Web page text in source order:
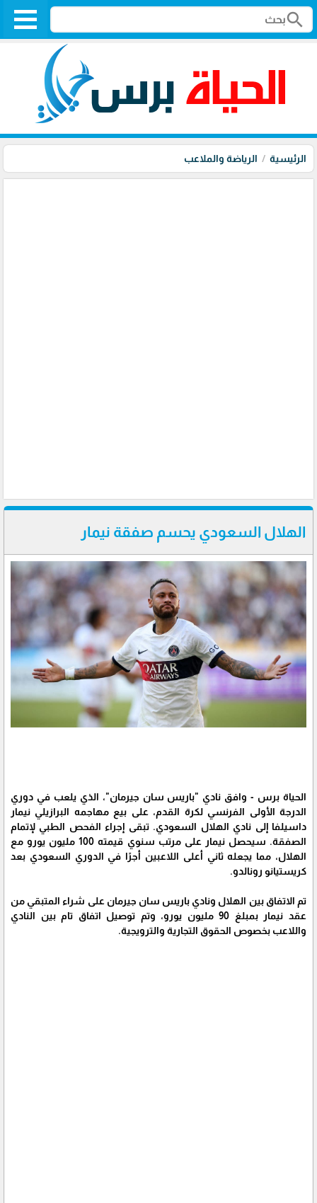
search
الرئيسية الرياضة والملاعب
الهلال السعودي يحسم صفقة نيمار
الحياة برس - وافق نادي "باريس سان جيرمان"، الذي يلعب في دوري
الدرجة الأولى الفرنسي لكرة القدم، على بيع مهاجمه البرازيلي نيمار
داسيلفا إلى نادي الهلال السعودي. تبقى إجراء الفحص الطبي لإتمام
الصفقة. سيحصل نيمار على مرتب سنوي قيمته 100 مليون يورو مع
الهلال، مما يجعله ثاني أعلى اللاعبين أجرًا في الدوري السعودي بعد
كريستيانو رونالدو.
تم الاتفاق بين الهلال ونادي باريس سان جيرمان على شراء المتبقي من
عقد نيمار بمبلغ 90 مليون يورو، وتم توصيل اتفاق تام بين النادي
واللاعب بخصوص الحقوق التجارية والترويجية.